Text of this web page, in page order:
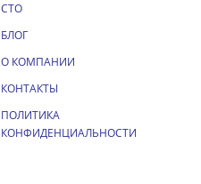
СТО
БЛОГ
О КОМПАНИИ
КОНТАКТЫ
ПОЛИТИКА
КОНФИДЕНЦИАЛЬНОСТИ